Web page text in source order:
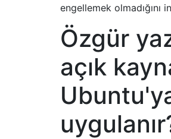
engellemek olmadığını
Özgür
açık